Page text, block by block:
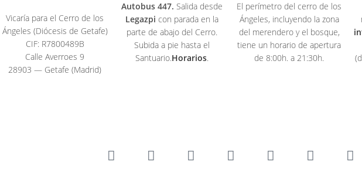
Vicaría para el Cerro de los
Ángeles (Diócesis de Getafe)
CIF: R7800489B
Calle Averroes 9
28903 — Getafe (Madrid)
Autobus 447.Salida desde
Legazpi con parada en la
parte de abajo del Cerro.
Subida a pie hasta el
Santuario.Horarios.
El perímetro del cerro de los
Ángeles, incluyendo la zona
del merendero y el bosque,
tiene un horario de apertura
de 8:00h. a 21:30h.